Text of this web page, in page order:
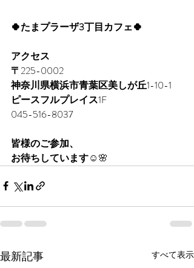
🍀たまプラーザ3丁目カフェ🍀
アクセス
〒 225-0002
神奈川県横浜市青葉区美しが丘1-10-1
ピースフルプレイス1F
045-516-8037
皆様のご参加、
お待ちしています☺️🌸
最新記事 すべて表示